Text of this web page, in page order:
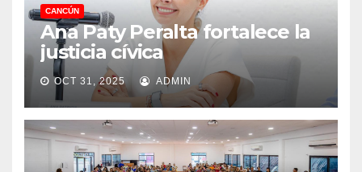
CANCÚN
Ana Paty Peralta fortalece la
justicia cívica
OCT 31, 2025 ADMIN